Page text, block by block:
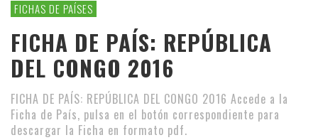
FICHAS DE PAÍSES
FICHA DE PAÍS: REPÚBLICA
DEL CONGO 2016
FICHA DE PAÍS: REPÚBLICA DEL CONGO 2016 Accede a la
Ficha de País, pulsa en el botón correspondiente para
descargar la Ficha en formato pdf.